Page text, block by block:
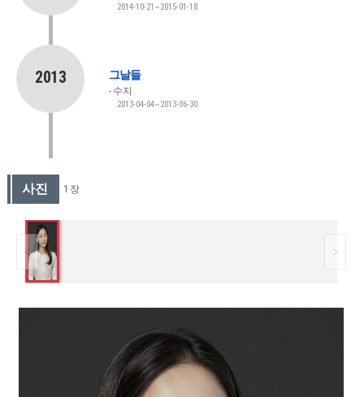
2014-10-21~2015-01-18
2013 그날들
수지
2013-04-04~2013-06-30
사진 1 장